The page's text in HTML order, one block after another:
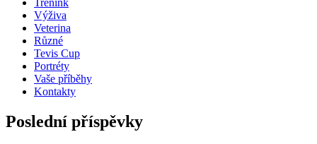
Trénink
Výživa
Veterina
Různé
Tevis Cup
Portréty
Vaše příběhy
Kontakty
Poslední příspěvky